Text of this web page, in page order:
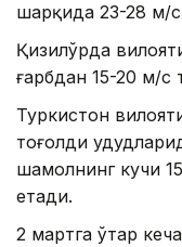
шарқида 23-28 м/
Қизилўрда
ғарбдан 15-20 м/с
Туркистон
тоғолди
шамолнинг кучи
етади.
2 мартга ўтар